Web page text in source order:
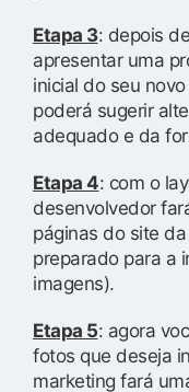
Etapa 3: depois
apresentar uma
inicial do seu
poderá sugerir
adequado e da
Etapa 4: com o
desenvolvedor
páginas do site
preparado para a
imagens).
Etapa 5: agora
fotos que deseja
marketing fará